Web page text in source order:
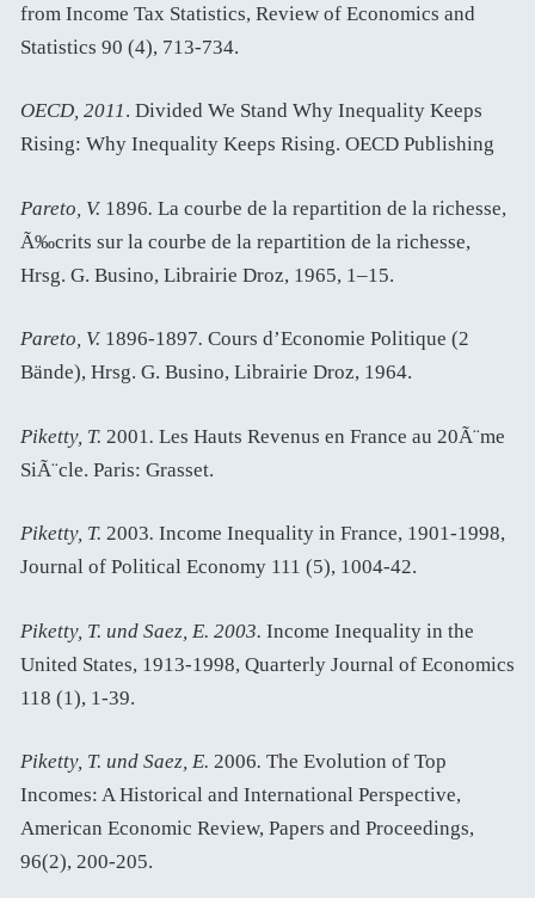
from Income Tax Statistics, Review of Economics and
Statistics 90 (4), 713-734.
OECD, 2011. Divided We Stand Why Inequality Keeps
Rising: Why Inequality Keeps Rising. OECD Publishing
Pareto, V. 1896. La courbe de la repartition de la richesse,
Ã‰crits sur la courbe de la repartition de la richesse,
Hrsg. G. Busino, Librairie Droz, 1965, 1–15.
Pareto, V. 1896-1897. Cours d’Economie Politique (2
Bände), Hrsg. G. Busino, Librairie Droz, 1964.
Piketty, T. 2001. Les Hauts Revenus en France au 20Ã¨me
SiÃ¨cle. Paris: Grasset.
Piketty, T. 2003. Income Inequality in France, 1901-1998,
Journal of Political Economy 111 (5), 1004-42.
Piketty, T. und Saez, E. 2003. Income Inequality in the
United States, 1913-1998, Quarterly Journal of Economics
118 (1), 1-39.
Piketty, T. und Saez, E. 2006. The Evolution of Top
Incomes: A Historical and International Perspective,
American Economic Review, Papers and Proceedings,
96(2), 200-205.